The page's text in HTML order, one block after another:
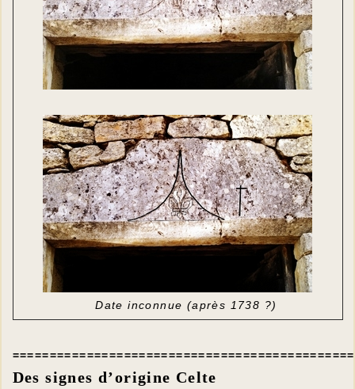
Date inconnue (après 1738 ?)
Des signes d’origine Celte